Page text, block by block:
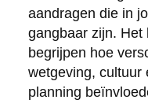
aandragen die in
gangbaar zijn. Het
begrijpen hoe
wetgeving, cultuur
planning